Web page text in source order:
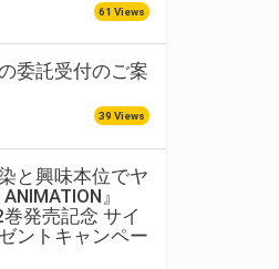
61 Views
委託受付のご案
39 Views
と興味本位でヤ
』
発売記念 サイ
ントキャンペー